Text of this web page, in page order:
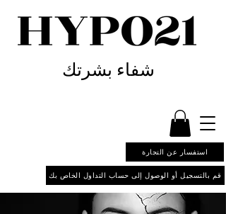
استفسار عن التجارة
قم بالتسجيل أو الوصول إلى حساب التداول الخاص بك
شفاء بشرتك